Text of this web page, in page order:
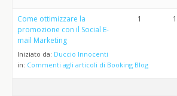
Come ottimizzare la
promozione con il Social E-
mail Marketing
Iniziato da: Duccio Innocenti
in: Commenti agli articoli di Booking Blog
1 1